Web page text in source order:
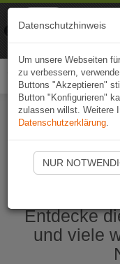
Entdecke
und viele
Datenschutzhinweis
Um unsere Webseiten
zu verbessern,
Buttons "Akzeptieren"
Button "Konfigurieren"
zulassen willst. Weitere
Datenschutzerklärung.
NUR
Naviki